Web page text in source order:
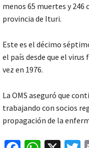
menos 65 muertes y 246
provincia de Ituri.
Este es el décimo
el país desde que el
vez en 1976.
La OMS aseguró que
trabajando con socios
propagación de la